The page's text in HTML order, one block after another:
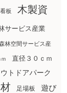
板
木製資
サービス産業
林空間サービス産
直径３０ｃｍ
トドアパーク
足場板 遊び